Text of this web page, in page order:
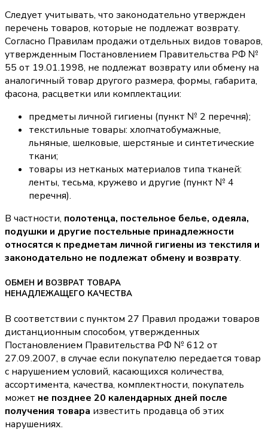
Следует учитывать, что законодательно утвержден
перечень товаров, которые не подлежат возврату.
Согласно Правилам продажи отдельных видов товаров,
утвержденным Постановлением Правительства РФ №
55 от 19.01.1998, не подлежат возврату или обмену на
аналогичный товар другого размера, формы, габарита,
фасона, расцветки или комплектации:
предметы личной гигиены (пункт № 2 перечня);
текстильные товары: хлопчатобумажные,
льняные, шелковые, шерстяные и синтетические
ткани;
товары из нетканых материалов типа тканей:
ленты, тесьма, кружево и другие (пункт № 4
перечня).
В частности, полотенца, постельное белье, одеяла,
подушки и другие постельные принадлежности
относятся к предметам личной гигиены из текстиля и
законодательно не подлежат обмену и возврату.
ОБМЕН И ВОЗВРАТ ТОВАРА
НЕНАДЛЕЖАЩЕГО КАЧЕСТВА
В соответствии с пунктом 27 Правил продажи товаров
дистанционным способом, утвержденных
Постановлением Правительства РФ № 612 от
27.09.2007, в случае если покупателю передается товар
с нарушением условий, касающихся количества,
ассортимента, качества, комплектности, покупатель
может не позднее 20 календарных дней после
получения товара известить продавца об этих
нарушениях.